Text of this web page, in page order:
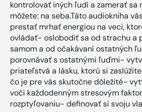
kontrolovať iných ľudí a zamerať sa
môžete: na seba.Táto audiokniha
prestať mrhať energiou na veci,
ovládať- oslobodiť sa od strachu a
samom a od očakávaní ostatných
porovnávať s ostatnými ľuďmi-
priateľstvá a lásku, ktorú si
čo je pre vás skutočne dôležité-
voči každodenným stresovým
rozptyľovaniu- definovať si svoju